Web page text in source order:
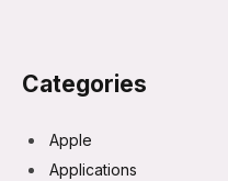
Categories
Apple
Applications